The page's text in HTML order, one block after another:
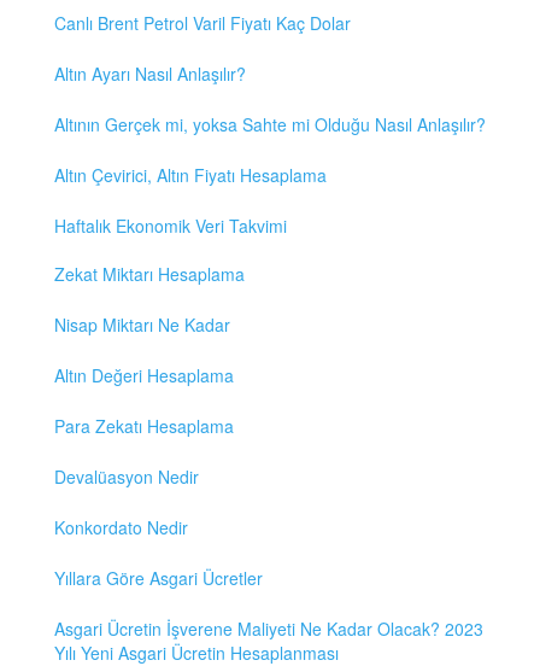
Canlı Brent Petrol Varil Fiyatı Kaç Dolar
Altın Ayarı Nasıl Anlaşılır?
Altının Gerçek mi, yoksa Sahte mi Olduğu Nasıl Anlaşılır?
Altın Çevirici, Altın Fiyatı Hesaplama
Haftalık Ekonomik Veri Takvimi
Zekat Miktarı Hesaplama
Nisap Miktarı Ne Kadar
Altın Değeri Hesaplama
Para Zekatı Hesaplama
Devalüasyon Nedir
Konkordato Nedir
Yıllara Göre Asgari Ücretler
Asgari Ücretin İşverene Maliyeti Ne Kadar Olacak? 2023
Yılı Yeni Asgari Ücretin Hesaplanması